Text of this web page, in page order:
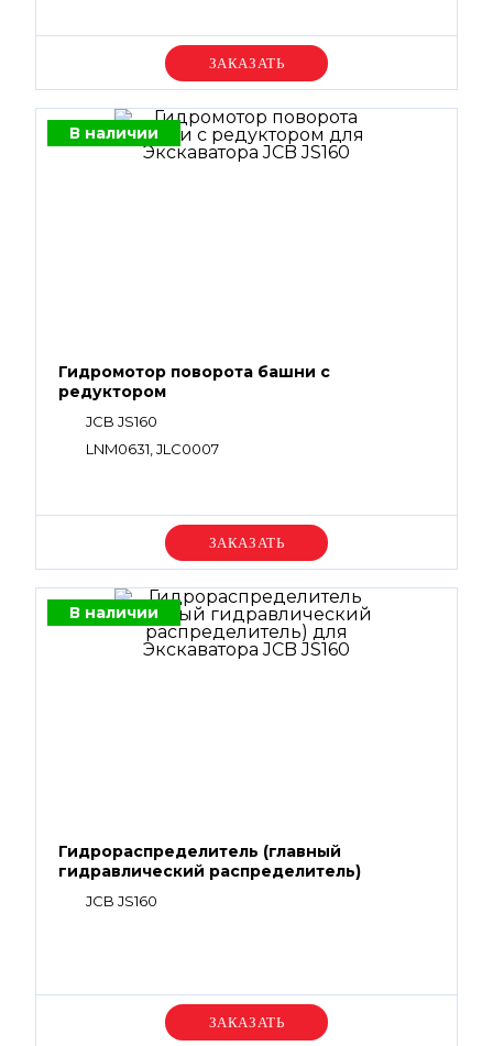
Уточняйте цену
В наличии
Гидромотор поворота башни с
редуктором
JCB JS160
LNM0631, JLC0007
Уточняйте цену
В наличии
Гидрораспределитель (главный
гидравлический распределитель)
JCB JS160
Уточняйте цену